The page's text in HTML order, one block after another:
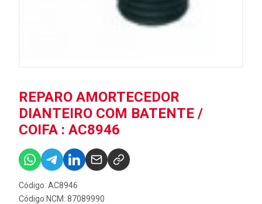
REPARO AMORTECEDOR
DIANTEIRO COM BATENTE /
COIFA : AC8946
Código: AC8946
Código NCM: 87089990